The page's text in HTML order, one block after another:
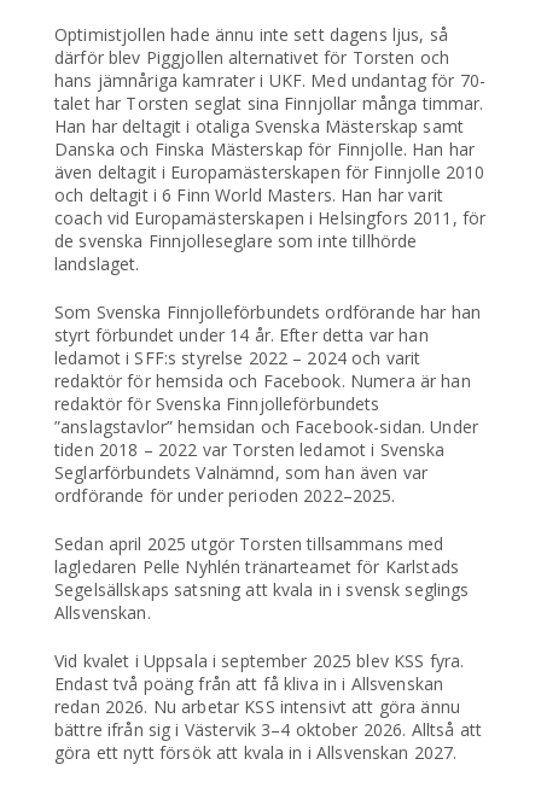
Optimistjollen hade ännu inte sett dagens ljus, så
därför blev Piggjollen alternativet för Torsten och
hans jämnåriga kamrater i UKF. Med undantag för 70-
talet har Torsten seglat sina Finnjollar många timmar.
Han har deltagit i otaliga Svenska Mästerskap samt
Danska och Finska Mästerskap för Finnjolle. Han har
även deltagit i Europamästerskapen för Finnjolle 2010
och deltagit i 6 Finn World Masters. Han har varit
coach vid Europamästerskapen i Helsingfors 2011, för
de svenska Finnjolleseglare som inte tillhörde
landslaget.
Som Svenska Finnjolleförbundets ordförande har han
styrt förbundet under 14 år. Efter detta var han
ledamot i SFF:s styrelse 2022 – 2024 och varit
redaktör för hemsida och Facebook. Numera är han
redaktör för Svenska Finnjolleförbundets
”anslagstavlor” hemsidan och Facebook-sidan. Under
tiden 2018 – 2022 var Torsten ledamot i Svenska
Seglarförbundets Valnämnd, som han även var
ordförande för under perioden 2022–2025.
Sedan april 2025 utgör Torsten tillsammans med
lagledaren Pelle Nyhlén tränarteamet för Karlstads
Segelsällskaps satsning att kvala in i svensk seglings
Allsvenskan.
Vid kvalet i Uppsala i september 2025 blev KSS fyra.
Endast två poäng från att få kliva in i Allsvenskan
redan 2026. Nu arbetar KSS intensivt att göra ännu
bättre ifrån sig i Västervik 3–4 oktober 2026. Alltså att
göra ett nytt försök att kvala in i Allsvenskan 2027.